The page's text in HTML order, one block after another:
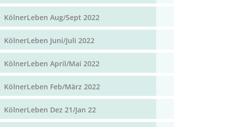
KölnerLeben Aug/Sept 2022
KölnerLeben Juni/Juli 2022
KölnerLeben April/Mai 2022
KölnerLeben Feb/März 2022
KölnerLeben Dez 21/Jan 22